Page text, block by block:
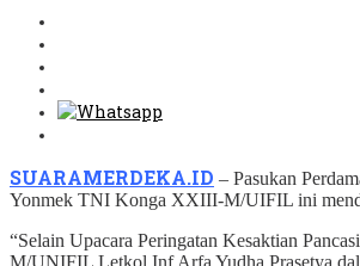
SUARAMERDEKA.ID – Pasukan
Yonmek TNI Konga XXIII-M/UIFIL ini
“Selain Upacara Peringatan Kesaktian
M/UNIFIL Letkol Inf Arfa Yudha Prasetya